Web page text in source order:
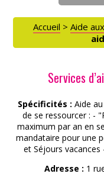
Accueil > Aide
Services
Spécificités : Aide
de se ressourcer : -
maximum par an en
mandataire pour une
et Séjours
Adresse : 1